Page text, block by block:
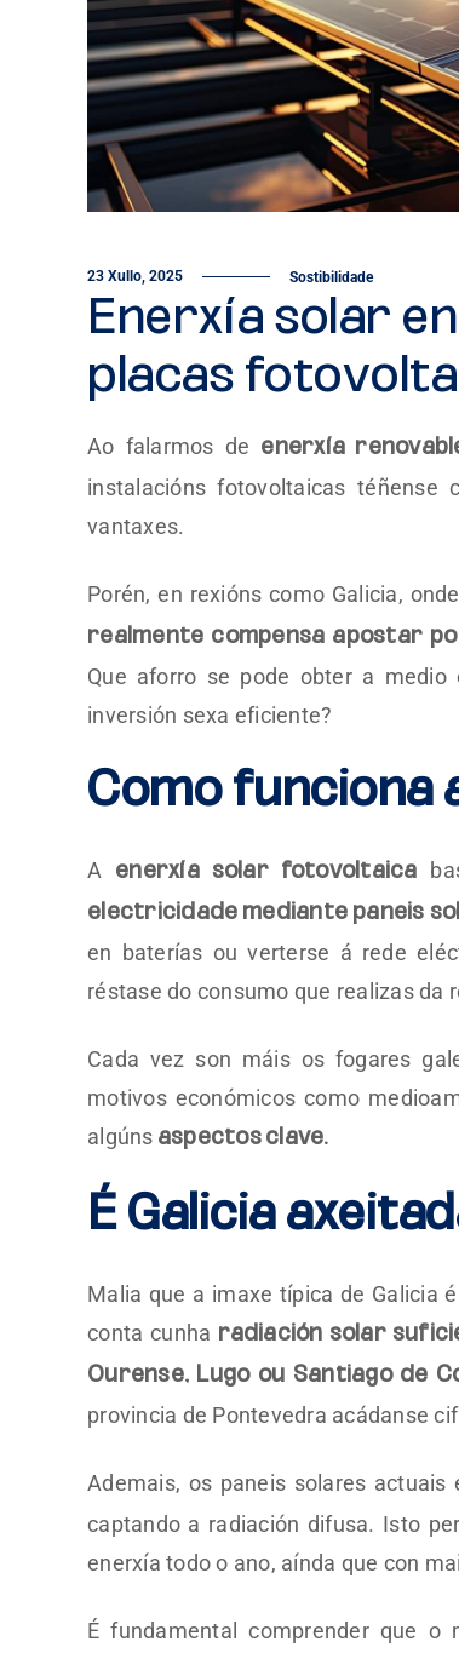
23 Xullo, 2025 Sostibilidade
Enerxía solar
placas
Ao falarmos de enerxía
instalacións fotovoltaicas téñense
vantaxes.
Porén, en rexións como Galicia,
realmente compensa apostar
Que aforro se pode obter a
inversión sexa eficiente?
Como funciona
A enerxía solar fotovoltaica
electricidade mediante paneis
en baterías ou verterse á rede
réstase do consumo que realizas da
Cada vez son máis os fogares
motivos económicos como
algúns aspectos clave.
É Galicia
Malia que a imaxe típica de Galicia
conta cunha radiación solar
Ourense, Lugo ou Santiago de
provincia de Pontevedra acádanse
Ademais, os paneis solares actuais
captando a radiación difusa. Isto
enerxía todo o ano, aínda que con
É fundamental comprender que o